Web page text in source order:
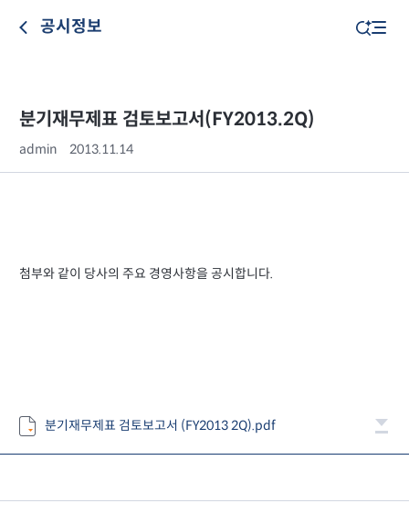
공시정보
분기재무제표 검토보고서(FY2013.2Q)
admin 2013.11.14
첨부와 같이 당사의 주요 경영사항을 공시합니다.
분기재무제표 검토보고서 (FY2013 2Q).pdf